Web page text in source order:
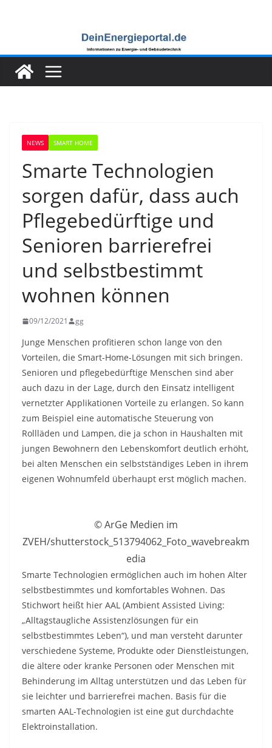
NEWS SMART HOME
Smarte Technologien
sorgen dafür, dass auch
Pflegebedürftige und
Senioren barrierefrei
und selbstbestimmt
wohnen können
09/12/2021 gg
Junge Menschen profitieren schon lange von den
Vorteilen, die Smart-Home-Lösungen mit sich bringen.
Senioren und pflegebedürftige Menschen sind aber
auch dazu in der Lage, durch den Einsatz intelligent
vernetzter Applikationen Vorteile zu erlangen. So kann
zum Beispiel eine automatische Steuerung von
Rollläden und Lampen, die ja schon in Haushalten mit
jungen Bewohnern den Lebenskomfort deutlich erhöht,
bei alten Menschen ein selbstständiges Leben in ihrem
eigenen Wohnumfeld überhaupt erst möglich machen.
© ArGe Medien im
ZVEH/shutterstock_513794062_Foto_wavebreakm
edia
Smarte Technologien ermöglichen auch im hohen Alter
selbstbestimmtes und komfortables Wohnen. Das
Stichwort heißt hier AAL (Ambient Assisted Living:
„Alltagstaugliche Assistenzlösungen für ein
selbstbestimmtes Leben“), und man versteht darunter
verschiedene Systeme, Produkte oder Dienstleistungen,
die ältere oder kranke Personen oder Menschen mit
Behinderung im Alltag unterstützen und das Leben für
sie leichter und barrierefrei machen. Basis für die
smarten AAL-Technologien ist eine gut durchdachte
Elektroinstallation.